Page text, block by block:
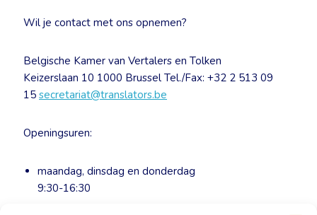
Wil je contact met ons opnemen?
Belgische Kamer van Vertalers en Tolken
Keizerslaan 10 1000 Brussel Tel./Fax: +32 2 513 09
15 secretariat@translators.be
Openingsuren:
maandag, dinsdag en donderdag
9:30-16:30